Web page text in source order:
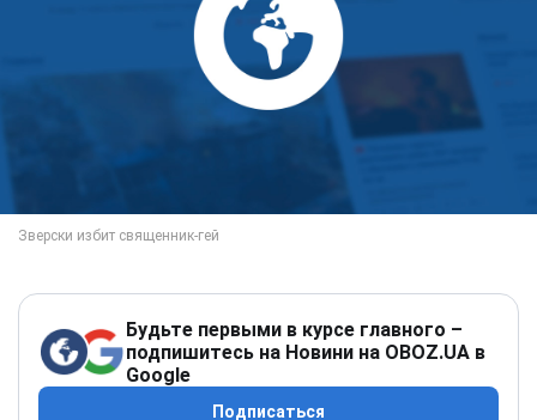
Будьте первыми в курсе главного –
подпишитесь на Новини на OBOZ.UA в
Google
Подписаться